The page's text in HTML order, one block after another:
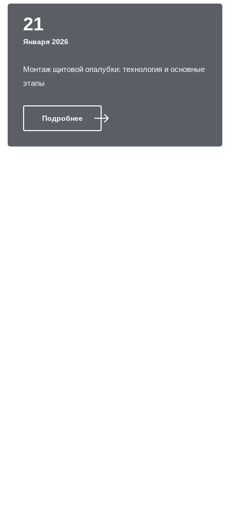
21
Января 2026
Монтаж щитовой опалубки: технология и основные
этапы
Подробнее